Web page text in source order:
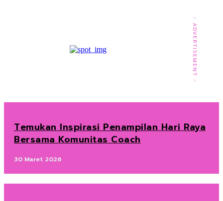
- ADVERTISEMENT -
Temukan Inspirasi Penampilan Hari Raya
Bersama Komunitas Coach
30 Maret 2026